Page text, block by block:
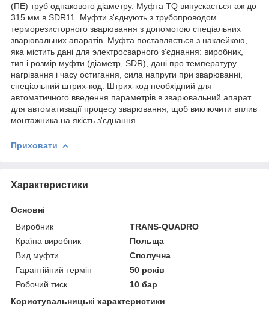
(ПЕ) труб однакового діаметру. Муфта TQ випускається аж до
315 мм в SDR11. Муфти з'єднують з трубопроводом
терморезисторного зварювання з допомогою спеціальних
зварювальних апаратів. Муфта поставляється з наклейкою,
яка містить дані для электросварного з'єднання: виробник,
тип і розмір муфти (діаметр, SDR), дані про температуру
нагрівання і часу остигання, сила напруги при зварюванні,
спеціальний штрих-код. Штрих-код необхідний для
автоматичного введення параметрів в зварювальний апарат
для автоматизації процесу зварювання, щоб виключити вплив
монтажника на якість з'єднання.
Приховати
Характеристики
Основні
Виробник
TRANS-QUADRO
Країна виробник
Польща
Вид муфти
Сполучна
Гарантійний термін
50 років
Робочий тиск
10 бар
Користувальницькі характеристики